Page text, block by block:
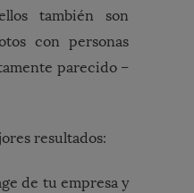
también son
con personas
parecido –
resultados:
de tu empresa y